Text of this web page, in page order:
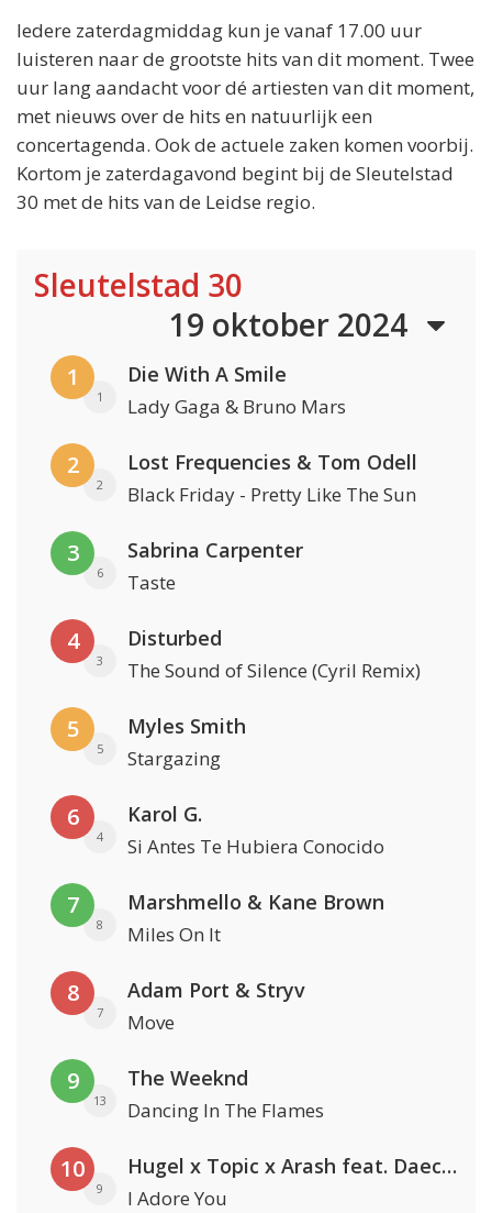
Iedere zaterdagmiddag kun je vanaf 17.00 uur
luisteren naar de grootste hits van dit moment. Twee
uur lang aandacht voor dé artiesten van dit moment,
met nieuws over de hits en natuurlijk een
concertagenda. Ook de actuele zaken komen voorbij.
Kortom je zaterdagavond begint bij de Sleutelstad
30 met de hits van de Leidse regio.
Sleutelstad 30
19 oktober 2024
1
1
Die With A Smile
Lady Gaga & Bruno Mars
2
2
Lost Frequencies & Tom Odell
Black Friday - Pretty Like The Sun
3
6
Sabrina Carpenter
Taste
4
3
Disturbed
The Sound of Silence (Cyril Remix)
5
5
Myles Smith
Stargazing
6
4
Karol G.
Si Antes Te Hubiera Conocido
7
8
Marshmello & Kane Brown
Miles On It
8
7
Adam Port & Stryv
Move
9
13
The Weeknd
Dancing In The Flames
10
9
Hugel x Topic x Arash feat. Daecolm
I Adore You